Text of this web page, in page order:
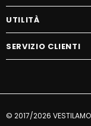
UTILITÀ
SERVIZIO CLIENTI
© 2017/2026